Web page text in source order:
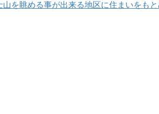
を眺める事が出来る地区に住まいをもと